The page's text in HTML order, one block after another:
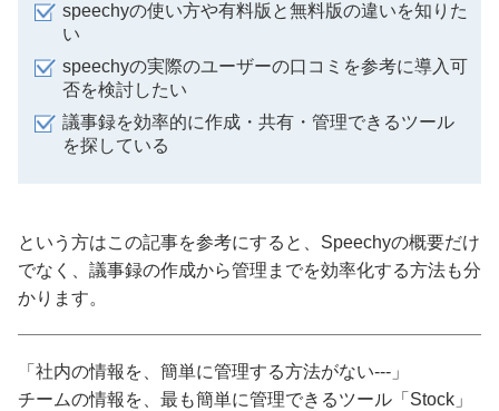
speechyの使い方や有料版と無料版の違いを知りた
い
speechyの実際のユーザーの口コミを参考に導入可
否を検討したい
議事録を効率的に作成・共有・管理できるツール
を探している
という方はこの記事を参考にすると、Speechyの概要だけ
でなく、議事録の作成から管理までを効率化する方法も分
かります。
「社内の情報を、簡単に管理する方法がない---」
チームの情報を、最も簡単に管理できるツール「Stock」